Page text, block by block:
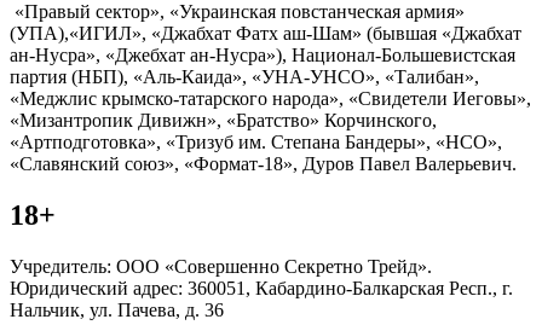
«Правый сектор», «Украинская повстанческая армия»
(УПА),«ИГИЛ», «Джабхат Фатх аш-Шам» (бывшая «Джабхат
ан-Нусра», «Джебхат ан-Нусра»), Национал-Большевистская
партия (НБП), «Аль-Каида», «УНА-УНСО», «Талибан»,
«Меджлис крымско-татарского народа», «Свидетели Иеговы»,
«Мизантропик Дивижн», «Братство» Корчинского,
«Артподготовка», «Тризуб им. Степана Бандеры», «НСО»,
«Славянский союз», «Формат-18», Дуров Павел Валерьевич.
18+
Учредитель: ООО «Совершенно Секретно Трейд».
Юридический адрес: 360051, Кабардино-Балкарская Респ., г.
Нальчик, ул. Пачева, д. 36